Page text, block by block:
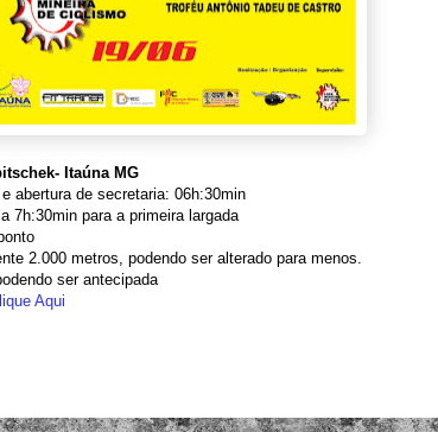
Itaúna MG
abertura de secretaria: 06h:30min
7h:30min para a primeira largada
2.000 metros, podendo ser alterado para menos.
ser antecipada
Aqui